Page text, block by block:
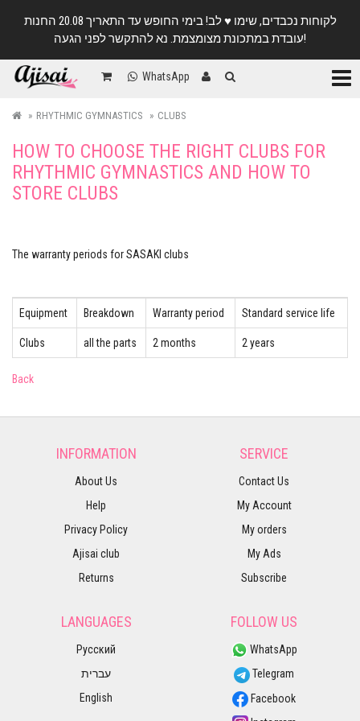
לקוחות נכבדים, שימו ♥️ לב! בימי החופש עד התאריך 20.08 החנות
עובדת במתכונת מצומצמת. נא להתקשר לפני הגעה!
WhatsApp
RHYTHMIC GYMNASTICS CLUBS
HOW TO CHOOSE THE RIGHT CLUBS FOR
RHYTHMIC GYMNASTICS AND HOW TO
STORE CLUBS
The warranty periods for SASAKI clubs
Equipment Breakdown Warranty period Standard service life
Clubs all the parts 2 months 2 years
Back
INFORMATION
About Us
Help
Privacy Policy
Ajisai club
Returns
SERVICE
Contact Us
My Account
My orders
My Ads
Subscribe
LANGUAGES
Русский
עברית
English
FOLLOW US
WhatsApp
Telegram
Facebook